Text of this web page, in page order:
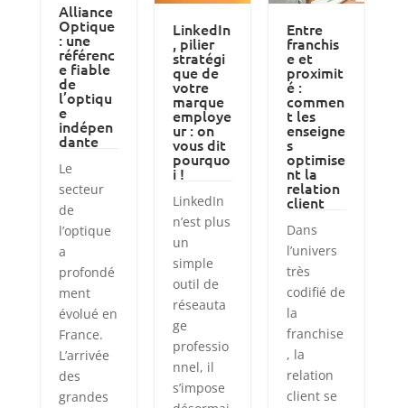
Alliance
Optique
: une
référenc
e fiable
de
l’optiqu
e
indépen
dante
Le
secteur
de
l’optique
a
profondé
ment
évolué en
France.
L’arrivée
des
grandes
LinkedIn
, pilier
stratégi
que de
votre
marque
employe
ur : on
vous dit
pourquo
i !
LinkedIn
n’est plus
un
simple
outil de
réseauta
ge
professio
nnel, il
s’impose
Entre
franchis
e et
proximit
é :
commen
t les
enseigne
s
optimise
nt la
relation
client
Dans
l’univers
très
codifié de
la
franchise
, la
relation
client se